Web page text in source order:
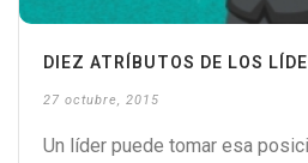
DIEZ ATRÍBUTOS DE LOS
27 octubre, 2015
Un líder puede tomar esa